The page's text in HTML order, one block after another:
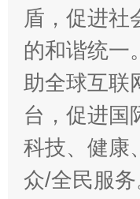
盾，促进社
的和谐统一
助全球互联
台，促进国
科技、健康
众/全民服